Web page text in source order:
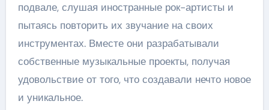
подвале, слушая иностранные рок-артисты и
пытаясь повторить их звучание на своих
инструментах. Вместе они разрабатывали
собственные музыкальные проекты, получая
удовольствие от того, что создавали нечто новое
и уникальное.